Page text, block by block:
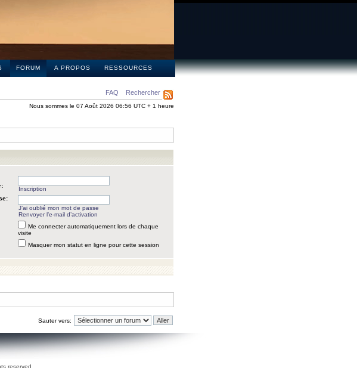
FORUM A PROPOS RESSOURCES
FAQ Rechercher
Nous sommes le 07 Août 2026 06:56 UTC + 1 heure
Inscription
J’ai oublié mon mot de passe
Renvoyer l’e-mail d’activation
Me connecter automatiquement lors de chaque
visite
Masquer mon statut en ligne pour cette session
Sauter vers:
reserved.